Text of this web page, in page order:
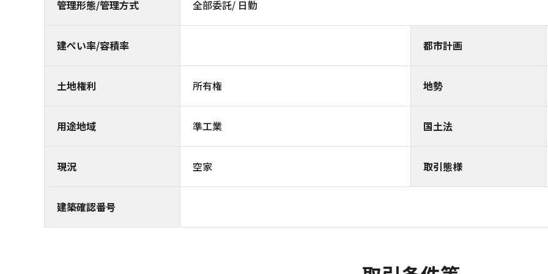
管理形態/管理方式 全部委託/ 日勤
建ぺい率/容積率 都市計画
土地権利 所有権 地勢
用途地域 準工業 国土法
現況 空家 取引態様
建築確認番号